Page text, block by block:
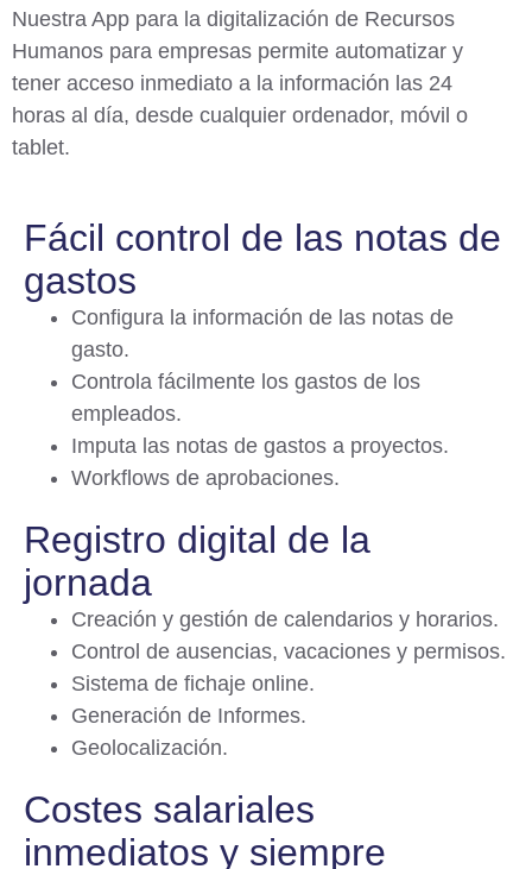
Nuestra App para la digitalización de Recursos
Humanos para empresas permite automatizar y
tener acceso inmediato a la información las 24
horas al día, desde cualquier ordenador, móvil o
tablet.
Fácil control de las notas de
gastos
Configura la información de las notas de
gasto.
Controla fácilmente los gastos de los
empleados.
Imputa las notas de gastos a proyectos.
Workflows de aprobaciones.
Registro digital de la
jornada
Creación y gestión de calendarios y horarios.
Control de ausencias, vacaciones y permisos.
Sistema de fichaje online.
Generación de Informes.
Geolocalización.
Costes salariales
inmediatos y siempre